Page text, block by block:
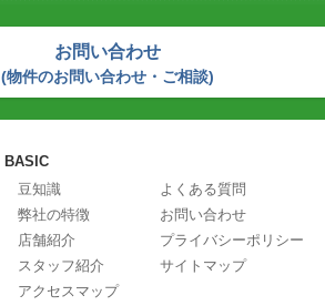
お問い合わせ
(物件のお問い合わせ・ご相談)
BASIC
豆知識
弊社の特徴
店舗紹介
スタッフ紹介
アクセスマップ
よくある質問
お問い合わせ
プライバシーポリシー
サイトマップ